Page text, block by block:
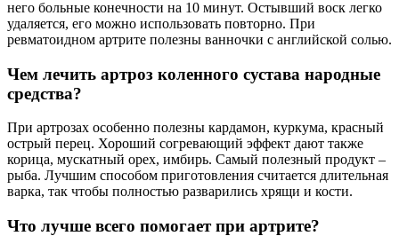
него больные конечности на 10 минут. Остывший воск легко
удаляется, его можно использовать повторно. При
ревматоидном артрите полезны ванночки с английской солью.
Чем лечить артроз коленного сустава народные
средства?
При артрозах особенно полезны кардамон, куркума, красный
острый перец. Хороший согревающий эффект дают также
корица, мускатный орех, имбирь. Самый полезный продукт –
рыба. Лучшим способом приготовления считается длительная
варка, так чтобы полностью разварились хрящи и кости.
Что лучше всего помогает при артрите?